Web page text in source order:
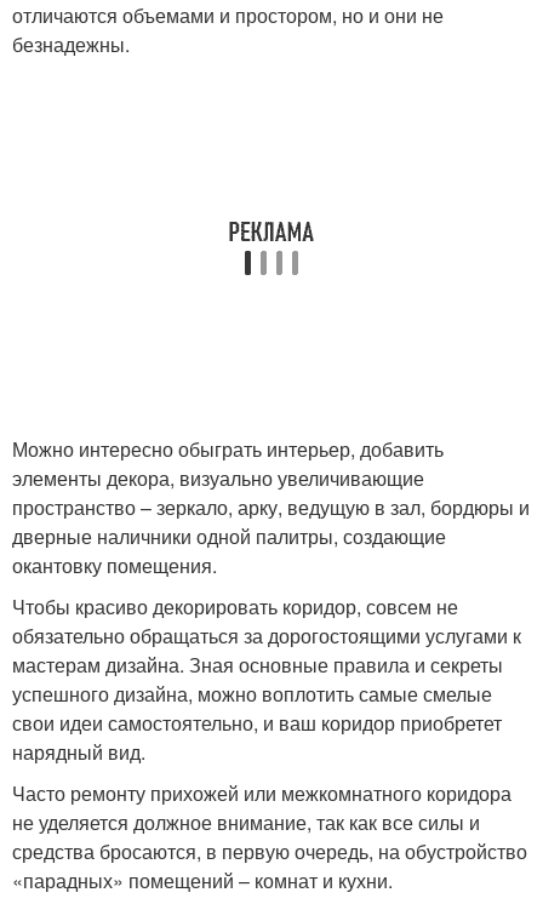
отличаются объемами и простором, но и они не
безнадежны.
Можно интересно обыграть интерьер, добавить
элементы декора, визуально увеличивающие
пространство – зеркало, арку, ведущую в зал, бордюры и
дверные наличники одной палитры, создающие
окантовку помещения.
Чтобы красиво декорировать коридор, совсем не
обязательно обращаться за дорогостоящими услугами к
мастерам дизайна. Зная основные правила и секреты
успешного дизайна, можно воплотить самые смелые
свои идеи самостоятельно, и ваш коридор приобретет
нарядный вид.
Часто ремонту прихожей или межкомнатного коридора
не уделяется должное внимание, так как все силы и
средства бросаются, в первую очередь, на обустройство
«парадных» помещений – комнат и кухни.